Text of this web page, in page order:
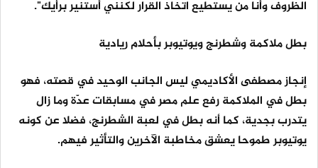
الظروف وأنا من يستطيع اتخاذ القرار لكنني أستنير برأيك".
بطل ملاكمة وشطرنج ويوتيوبر بأحلام ريادية
إنجاز مصطفى الأكاديمي ليس الجانب الوحيد في قصته، فهو
بطل في الملاكمة رفع علم مصر في مسابقات عدّة وما زال
يتدرب بجدية، كما أنه بطل في لعبة الشطرنج، فضلا عن كونه
يوتيوبر طموحا يعشق مخاطبة الآخرين والتأثير فيهم.